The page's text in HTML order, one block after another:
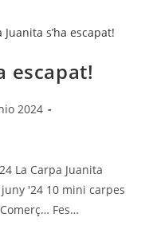
escapat!
2024
La Carpa Juanita
'24 10 mini carpes
Fes…